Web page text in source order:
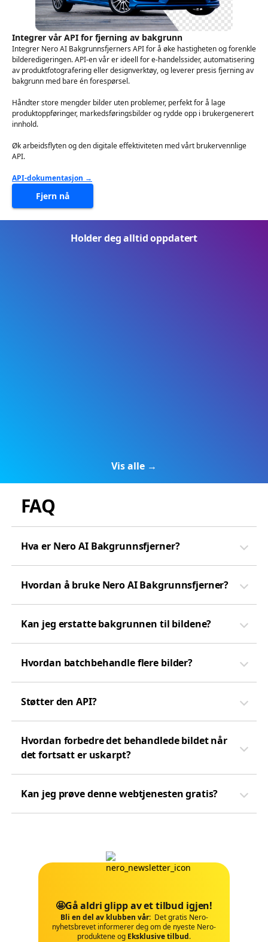
Integrer vår API for fjerning av bakgrunn
Integrer Nero AI Bakgrunnsfjerners API for å øke hastigheten og forenkle
bilderedigeringen. API-en vår er ideell for e-handelssider, automatisering
av produktfotografering eller designverktøy, og leverer presis fjerning av
bakgrunn med bare én forespørsel.
Håndter store mengder bilder uten problemer, perfekt for å lage
produktoppføringer, markedsføringsbilder og rydde opp i brukergenerert
innhold.
Øk arbeidsflyten og den digitale effektiviteten med vårt brukervennlige
API.
API-dokumentasjon →
Fjern nå
Holder deg alltid oppdatert
Vis alle →
FAQ
Hva er Nero AI Bakgrunnsfjerner?
Hvordan å bruke Nero AI Bakgrunnsfjerner?
Kan jeg erstatte bakgrunnen til bildene?
Hvordan batchbehandle flere bilder?
Støtter den API?
Hvordan forbedre det behandlede bildet når
det fortsatt er uskarpt?
Kan jeg prøve denne webtjenesten gratis?
🤩Gå aldri glipp av et tilbud igjen!
Bli en del av klubben vår: Det gratis Nero-
nyhetsbrevet informerer deg om de nyeste Nero-
produktene og Eksklusive tilbud.